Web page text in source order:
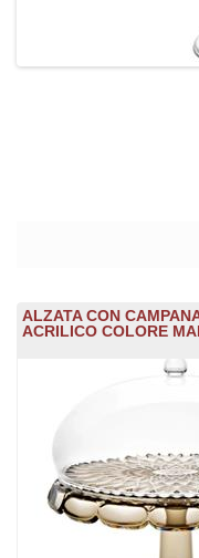
ALZATA CON
ACRILICO COLORE